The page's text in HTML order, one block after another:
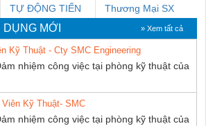
TỰ ĐỘNG TIẾN
HƯNG
Thương Mại SX
MỚI » Xem tất cả
Kỹ Thuật - Cty SMC Engineering
nhiệm công việc tại phòng kỹ thuật của
Kỹ Thuật- SMC
nhiệm công việc tại phòng kỹ thuật của